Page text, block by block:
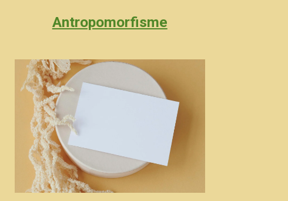
Antropomorfisme